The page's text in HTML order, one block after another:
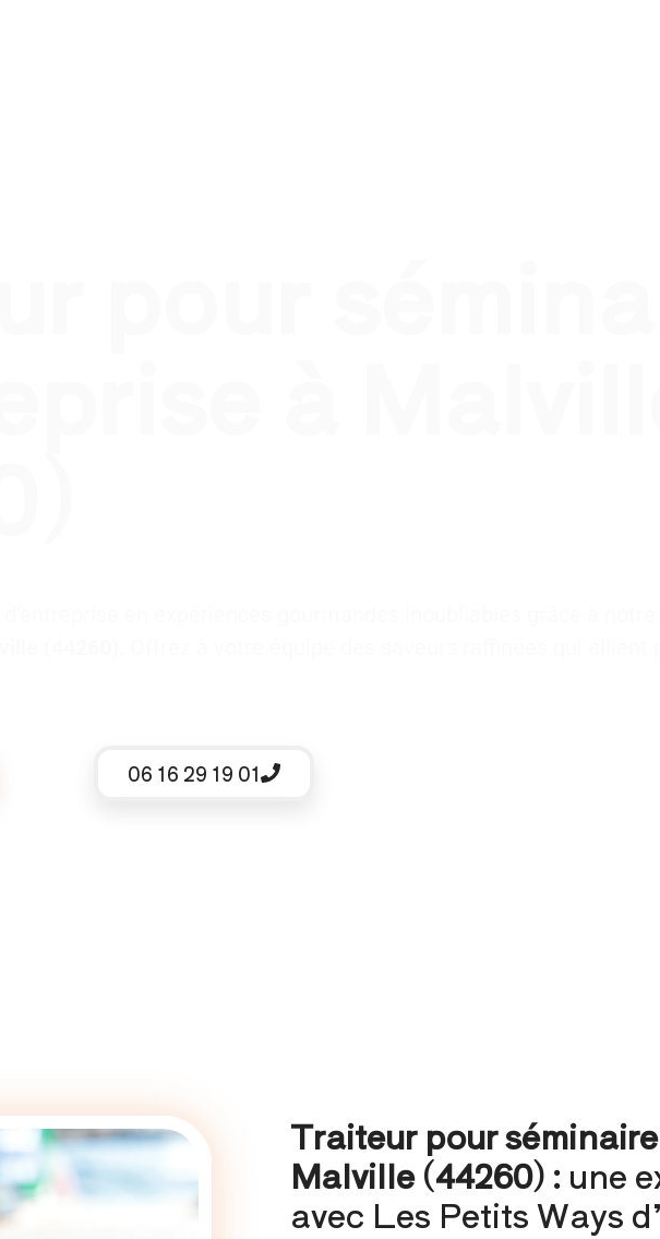
06 16 29 19 01
Traiteur pour
Malville (44260) :une
avec Les Petits Ways